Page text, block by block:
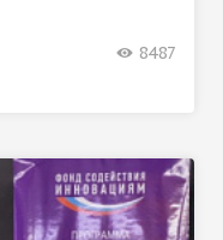
8487